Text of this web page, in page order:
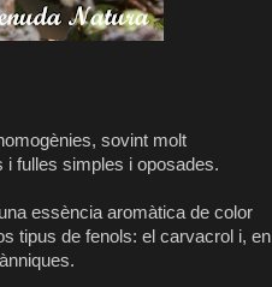
sovint molt
fulles simples i oposades.
essència aromàtica de color
tipus de fenols: el carvacrol i, en